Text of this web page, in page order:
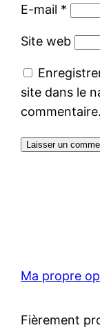
E-mail *
Site web
site dans le
commentaire.
Ma propre
Fièrement